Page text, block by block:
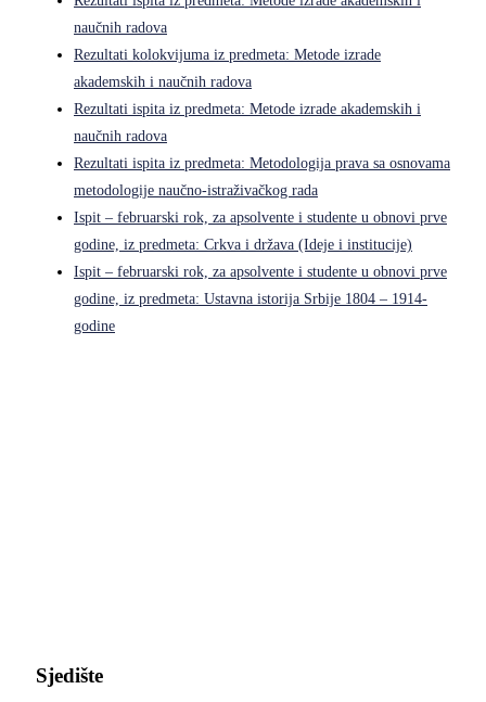
naučnih radova
Rezultati kolokvijuma iz predmeta: Metode izrade
akademskih i naučnih radova
Rezultati ispita iz predmeta: Metode izrade akademskih i
naučnih radova
Rezultati ispita iz predmeta: Metodologija prava sa osnovama
metodologije naučno-istraživačkog rada
Ispit – februarski rok, za apsolvente i studente u obnovi prve
godine, iz predmeta: Crkva i država (Ideje i institucije)
Ispit – februarski rok, za apsolvente i studente u obnovi prve
godine, iz predmeta: Ustavna istorija Srbije 1804 – 1914-
godine
Sjedište